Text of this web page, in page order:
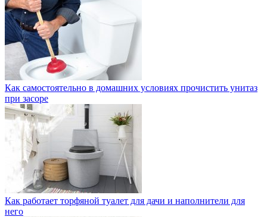
Как самостоятельно в домашних условиях прочистить унитаз
при засоре
Как работает торфяной туалет для дачи и наполнители для
него